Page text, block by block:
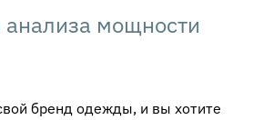
мощности
бренд одежды, и вы хотите